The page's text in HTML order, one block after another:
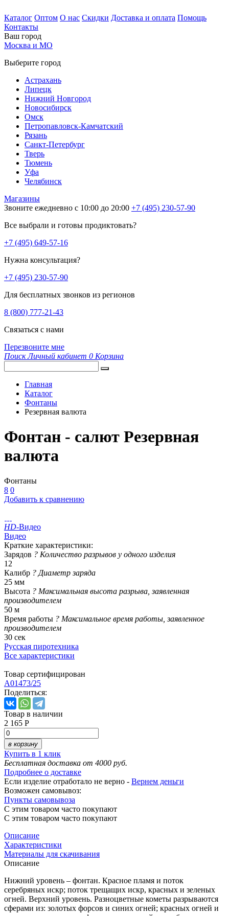
Каталог Оптом О нас Скидки Доставка и оплата Помощь
Контакты
Ваш город
Москва и МО
Выберите город
Астрахань
Липецк
Нижний Новгород
Новосибирск
Омск
Петропавловск-Камчатский
Рязань
Санкт-Петербург
Тверь
Тюмень
Уфа
Челябинск
Магазины
Звоните ежедневно с 10:00 до 20:00 +7 (495) 230-57-90
Все выбрали и готовы продиктовать?
+7 (495) 649-57-16
Нужна консультация?
+7 (495) 230-57-90
Для бесплатных звонков из регионов
8 (800) 777-21-43
Связаться с нами
Перезвоните мне
Поиск Личный кабинет 0 Корзина
Главная
Каталог
Фонтаны
Резервная валюта
Фонтан - салют Резервная
валюта
Фонтаны
8 0
Добавить к сравнению
HD-Видео
Видео
Краткие характеристики:
Зарядов ? Количество разрывов у одного изделия
12
Калибр ? Диаметр заряда
25 мм
Высота ? Максимальная высота разрыва, заявленная
производителем
50 м
Время работы ? Максимальное время работы, заявленное
производителем
30 сек
Русская пиротехника
Все характеристики
Товар сертифицирован
A01473/25
Поделиться:
Товар в наличии
2 165 Р
в корзину
Купить в 1 клик
Бесплатная доставка от 4000 руб.
Подробнее о доставке
Если изделие отработало не верно - Вернем деньги
Возможен самовывоз:
Пункты самовывоза
С этим товаром часто покупают
С этим товаром часто покупают
Описание
Характеристики
Материалы для скачивания
Описание
Нижний уровень – фонтан. Красное пламя и поток
серебряных искр; поток трещащих искр, красных и зеленых
огней. Верхний уровень. Разноцветные кометы разрываются
сферами из: золотых форсов и синих огней; красных огней и